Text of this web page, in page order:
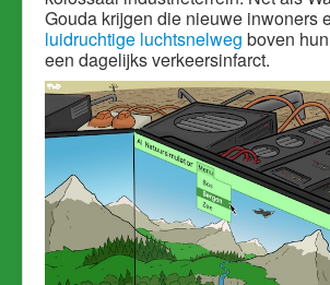
Gouda krijgen die nieuwe inwoners
luidruchtige luchtsnelweg boven
een dagelijks verkeersinfarct.